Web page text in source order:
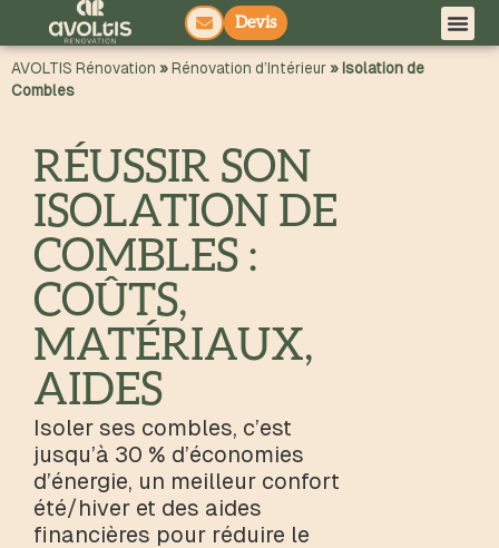
principal
Devis
AVOLTIS Rénovation »Rénovation d’Intérieur» Isolation de
Combles
RÉUSSIR SON
ISOLATION DE
COMBLES :
COÛTS,
MATÉRIAUX,
AIDES
Isoler ses combles, c’est
jusqu’à 30 % d’économies
d’énergie, un meilleur confort
été/hiver et des aides
financières pour réduire le